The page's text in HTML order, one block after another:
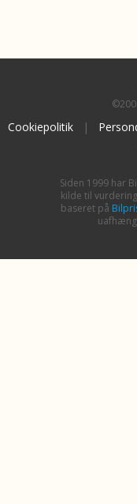
Cookiepolitik |
Siden 1999 har
kilde til
baseret på